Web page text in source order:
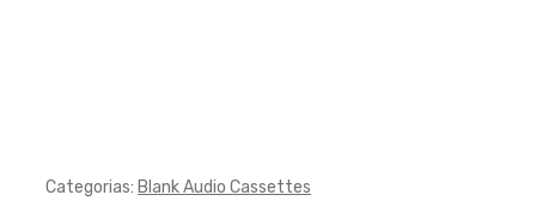
Categorias: Blank Audio Cassettes